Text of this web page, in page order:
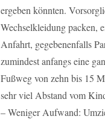
ergeben könnten.
Wechselkleidung packen,
Anfahrt, gegebenenfalls
zumindest anfangs eine
Fußweg von zehn bis 15
sehr viel Abstand vom
– Weniger Aufwand: